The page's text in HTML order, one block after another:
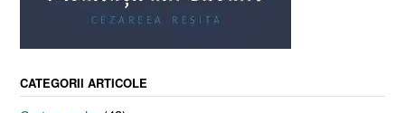
CATEGORII ARTICOLE